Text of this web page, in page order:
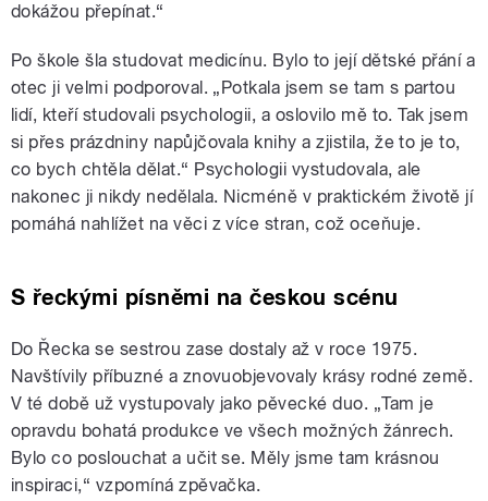
dokážou přepínat.“
Po škole šla studovat medicínu. Bylo to její dětské přání a
otec ji velmi podporoval. „Potkala jsem se tam s partou
lidí, kteří studovali psychologii, a oslovilo mě to. Tak jsem
si přes prázdniny napůjčovala knihy a zjistila, že to je to,
co bych chtěla dělat.“ Psychologii vystudovala, ale
nakonec ji nikdy nedělala. Nicméně v praktickém životě jí
pomáhá nahlížet na věci z více stran, což oceňuje.
S řeckými písněmi na českou scénu
Do Řecka se sestrou zase dostaly až v roce 1975.
Navštívily příbuzné a znovuobjevovaly krásy rodné země.
V té době už vystupovaly jako pěvecké duo. „Tam je
opravdu bohatá produkce ve všech možných žánrech.
Bylo co poslouchat a učit se. Měly jsme tam krásnou
inspiraci,“ vzpomíná zpěvačka.